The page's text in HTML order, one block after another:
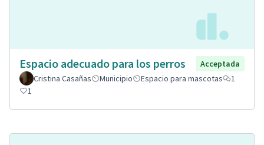
Espacio adecuado para los perros
Acceptada
Cristina Casañas
Municipio Espacio para mascotas
1
1